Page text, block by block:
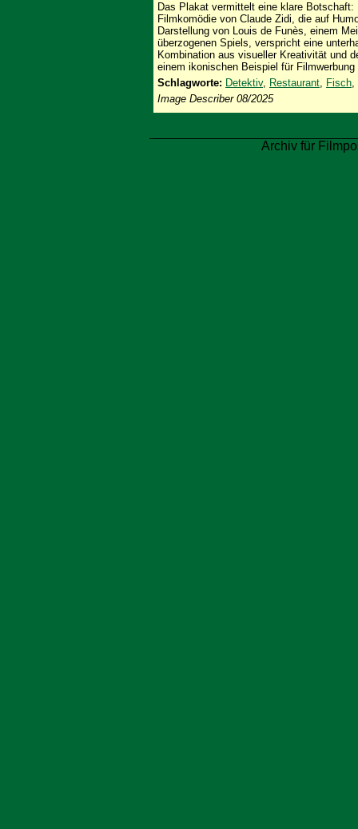
Das Plakat vermittelt eine klare
Filmkomödie von Claude Zidi, die auf
Darstellung von Louis de Funès, einem
überzogenen Spiels, verspricht eine
Kombination aus visueller Kreativität und
einem ikonischen Beispiel für
Schlagworte: Detektiv, Restaurant, Fisch,
Image Describer 08/2025
Archiv für